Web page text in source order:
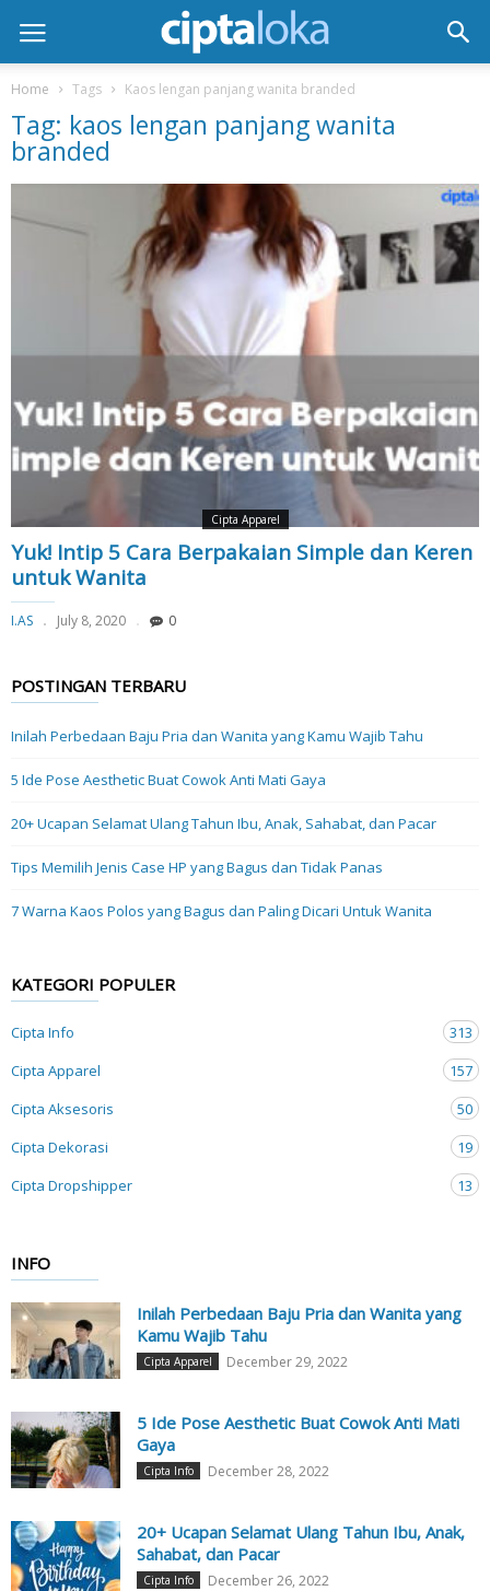
Home Tags Kaos lengan panjang wanita branded
Tag: kaos lengan panjang wanita
branded
Cipta Apparel
Yuk! Intip 5 Cara Berpakaian Simple dan Keren
untuk Wanita
I.AS July 8, 2020 0
POSTINGAN TERBARU
Inilah Perbedaan Baju Pria dan Wanita yang Kamu Wajib Tahu
5 Ide Pose Aesthetic Buat Cowok Anti Mati Gaya
20+ Ucapan Selamat Ulang Tahun Ibu, Anak, Sahabat, dan Pacar
Tips Memilih Jenis Case HP yang Bagus dan Tidak Panas
7 Warna Kaos Polos yang Bagus dan Paling Dicari Untuk Wanita
KATEGORI POPULER
Cipta Info
313
Cipta Apparel
157
Cipta Aksesoris
50
Cipta Dekorasi
19
Cipta Dropshipper
13
INFO
Inilah Perbedaan Baju Pria dan Wanita yang
Kamu Wajib Tahu
Cipta Apparel December 29, 2022
5 Ide Pose Aesthetic Buat Cowok Anti Mati
Gaya
Cipta Info December 28, 2022
20+ Ucapan Selamat Ulang Tahun Ibu, Anak,
Sahabat, dan Pacar
Cipta Info December 26, 2022